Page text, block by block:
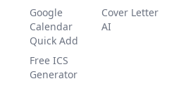
Google
Calendar
Quick Add
Free ICS
Generator
Cover Letter
AI